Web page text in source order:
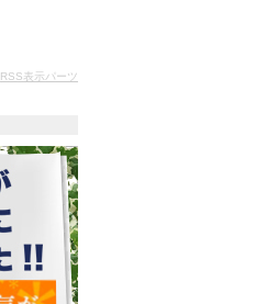
RSS表示パーツ